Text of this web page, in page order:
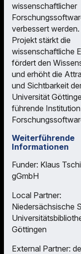
wissenschaftlicher
verbessert werden.
Projekt stärkt die
wissenschaftliche
fördert den
und erhöht die
und Sichtbarkeit
Universität
führende
Weiterführende
Informationen
Funder: Klaus
gGmbH
Local Partner:
Niedersächsische
Göttingen
External Partner: